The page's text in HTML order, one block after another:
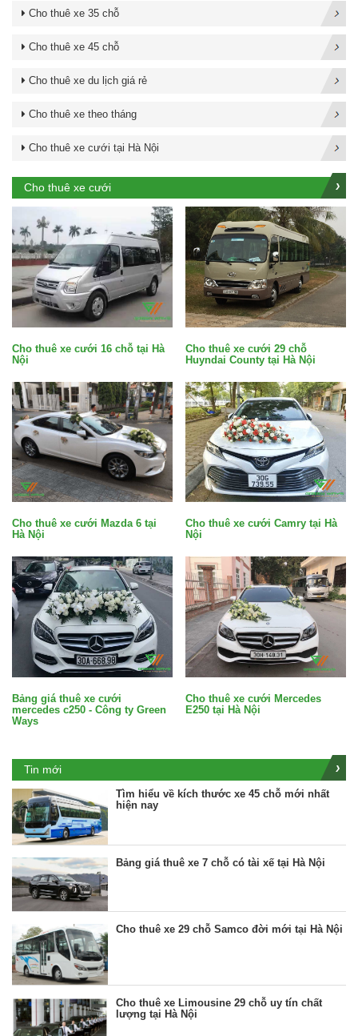
Cho thuê xe 35 chỗ
Cho thuê xe 45 chỗ
Cho thuê xe du lịch giá rẻ
Cho thuê xe theo tháng
Cho thuê xe cưới tại Hà Nội
Cho thuê xe cưới
Cho thuê xe cưới 16 chỗ tại Hà
Nội
Cho thuê xe cưới 29 chỗ
Huyndai County tại Hà Nội
Cho thuê xe cưới Mazda 6 tại
Hà Nội
Cho thuê xe cưới Camry tại Hà
Nội
Bảng giá thuê xe cưới
mercedes c250 - Công ty Green
Ways
Cho thuê xe cưới Mercedes
E250 tại Hà Nội
Tin mới
Tìm hiểu về kích thước xe 45 chỗ mới nhất
hiện nay
Bảng giá thuê xe 7 chỗ có tài xế tại Hà Nội
Cho thuê xe 29 chỗ Samco đời mới tại Hà Nội
Cho thuê xe Limousine 29 chỗ uy tín chất
lượng tại Hà Nội